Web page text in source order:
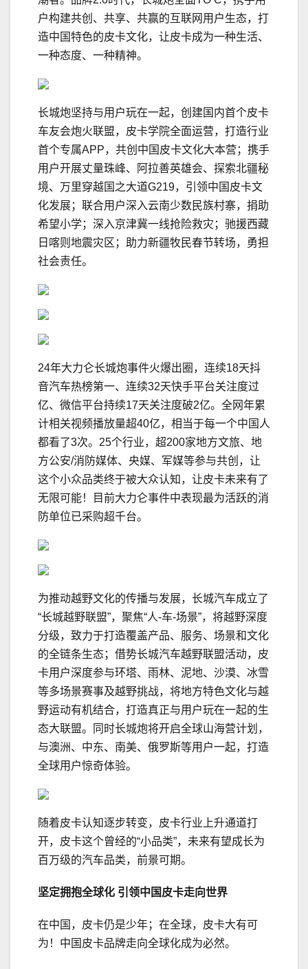
户构建共创、共享、共赢的互联网用户生态，打
造中国特色的皮卡文化，让皮卡成为一种生活、
一种态度、一种精神。
长城炮坚持与用户玩在一起，创建国内首个皮卡
车友会炮火联盟，皮卡学院全面运营，打造行业
首个专属APP，共创中国皮卡文化大本营；携手
用户开展丈量珠峰、阿拉善英雄会、探索北疆秘
境、万里穿越国之大道G219，引领中国皮卡文
化发展；联合用户深入云南少数民族村寨，捐助
希望小学；深入京津冀一线抢险救灾；驰援西藏
日喀则地震灾区；助力新疆牧民春节转场，勇担
社会责任。
24年大力仑长城炮事件火爆出圈，连续18天抖
音汽车热榜第一、连续32天快手平台关注度过
亿、微信平台持续17天关注度破2亿。全网年累
计相关视频播放量超40亿，相当于每一个中国人
都看了3次。25个行业，超200家地方文旅、地
方公安/消防媒体、央媒、军媒等参与共创，让
这个小众品类终于被大众认知，让皮卡未来有了
无限可能！目前大力仑事件中表现最为活跃的消
防单位已采购超千台。
为推动越野文化的传播与发展，长城汽车成立了
“长城越野联盟”，聚焦“人-车-场景”，将越野深度
分级，致力于打造覆盖产品、服务、场景和文化
的全链条生态；借势长城汽车越野联盟活动，皮
卡用户深度参与环塔、雨林、泥地、沙漠、冰雪
等多场景赛事及越野挑战，将地方特色文化与越
野运动有机结合，打造真正与用户玩在一起的生
态大联盟。同时长城炮将开启全球山海营计划，
与澳洲、中东、南美、俄罗斯等用户一起，打造
全球用户惊奇体验。
随着皮卡认知逐步转变，皮卡行业上升通道打
开，皮卡这个曾经的“小品类”，未来有望成长为
百万级的汽车品类，前景可期。
坚定拥抱全球化 引领中国皮卡走向世界
在中国，皮卡仍是少年；在全球，皮卡大有可
为！中国皮卡品牌走向全球化成为必然。